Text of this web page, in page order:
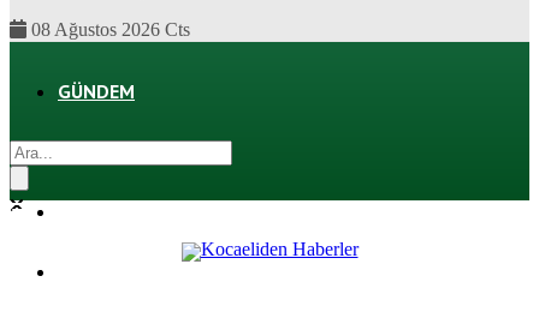
08 Ağustos 2026 Cts
GÜNDEM